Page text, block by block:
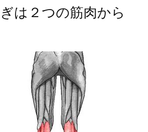
は２つの筋肉から